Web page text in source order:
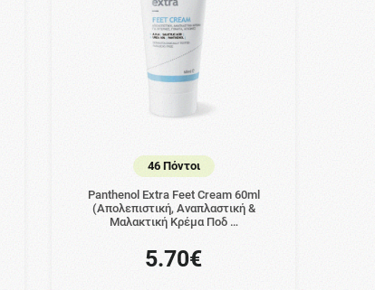
46 Πόντοι
Panthenol Extra Feet Cream 60ml
(Απολεπιστική, Aναπλαστική &
Μαλακτική Κρέμα Ποδ …
5.70€